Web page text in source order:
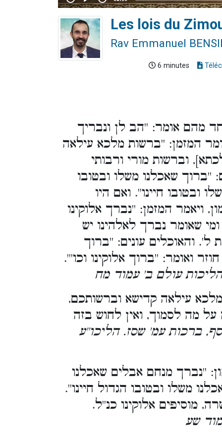
Les lois du
Rav Emmanuel
6 minutes
מהם אומר: ''הב לן ונבריך
המזמן: ''ברשות מלכא עילאה
וברשות מורי ורבותי
''ברוך שאכלנו משלו ובטובו
ובטובו חיינו''. ואם היו
ויאמר המזמן: ''נברך אלוקינו
שאומר נברך לאלהינו יש
ל'. והאוכלים עונים: ''ברוך
ואומר: ''ברוך אלוקינו וכו'''.
עולם ב' עמוד מח
עילאה קדישא וברשותכם,
על מה לסמוך, ואין לחוש בזה
ברכות עמ' שסז. הליכו''ע
''נברך מנחם אבלים שאכלנו
משלו ובטובו הגדול חיינו''.
מוסיפים אלוקינו כנ''ל.
שע